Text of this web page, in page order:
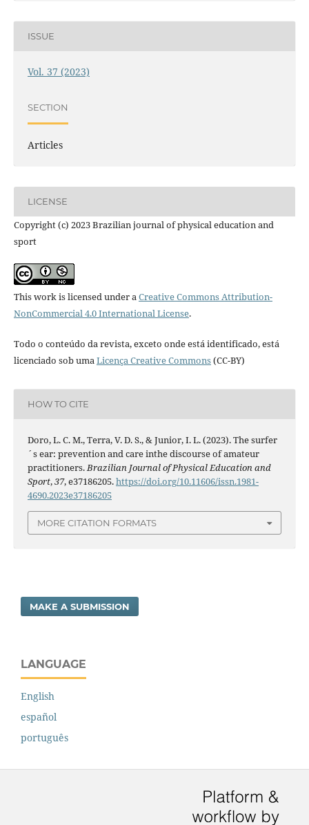
ISSUE
Vol. 37 (2023)
SECTION
Articles
LICENSE
Copyright (c) 2023 Brazilian journal of physical education and
sport
This work is licensed under aCreative Commons Attribution-
NonCommercial 4.0 International License.
Todo o conteúdo da revista, exceto onde está identificado, está
licenciado sob umaLicença Creative Commons(CC-BY)
HOW TO CITE
Doro, L. C. M., Terra, V. D. S., & Junior, I. L. (2023). The surfer
´s ear: prevention and care inthe discourse of amateur
practitioners.Brazilian Journal of Physical Education and
Sport,37, e37186205.https://doi.org/10.11606/issn.1981-
4690.2023e37186205
MORE CITATION FORMATS
MAKE A SUBMISSION
LANGUAGE
English
español
português